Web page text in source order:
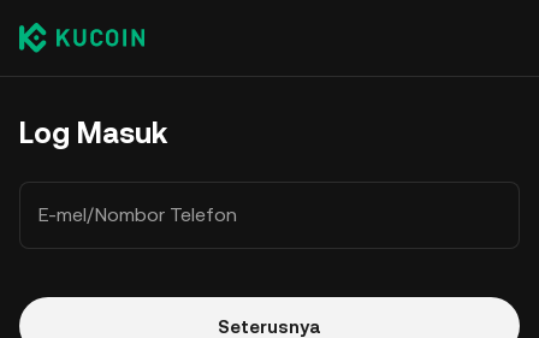
Log Masuk
E-mel/Nombor Telefon
Seterusnya